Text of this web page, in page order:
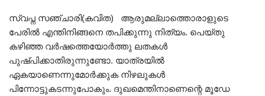
സ്വപ്ന സഞ്ചാരി(കവിത) ആരുമല്ലാത്തൊരാളുടെ
പേരിൽ എന്തിനിങ്ങനെ തപിക്കുന്നു നിത്യം. പെയ്തു
കഴിഞ്ഞ വർഷത്തെയോർത്തു ലതകൾ
പുഷ്പിക്കാതിരുന്നുണ്ടോ. യാത്രയിൽ
ഏകയാണെന്നുമോർക്കുക നിഴലുകൾ
പിന്നോട്ടുകടന്നുപോകും. ദുഖമെന്തിനാണെന്റെ മൂഡേ